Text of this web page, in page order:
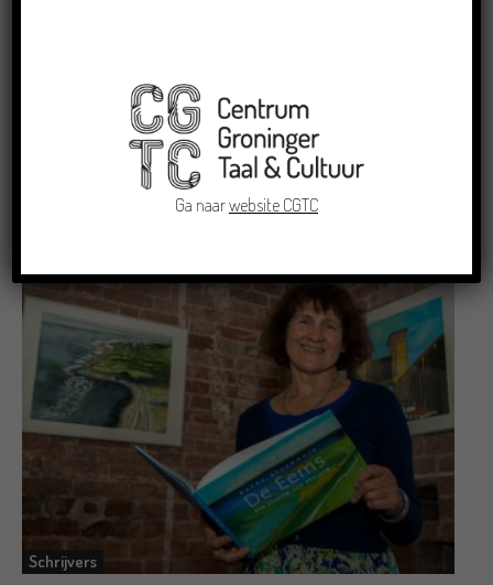
Siet Bootsman
Schrijvers
Ga naarwebsite CGTC